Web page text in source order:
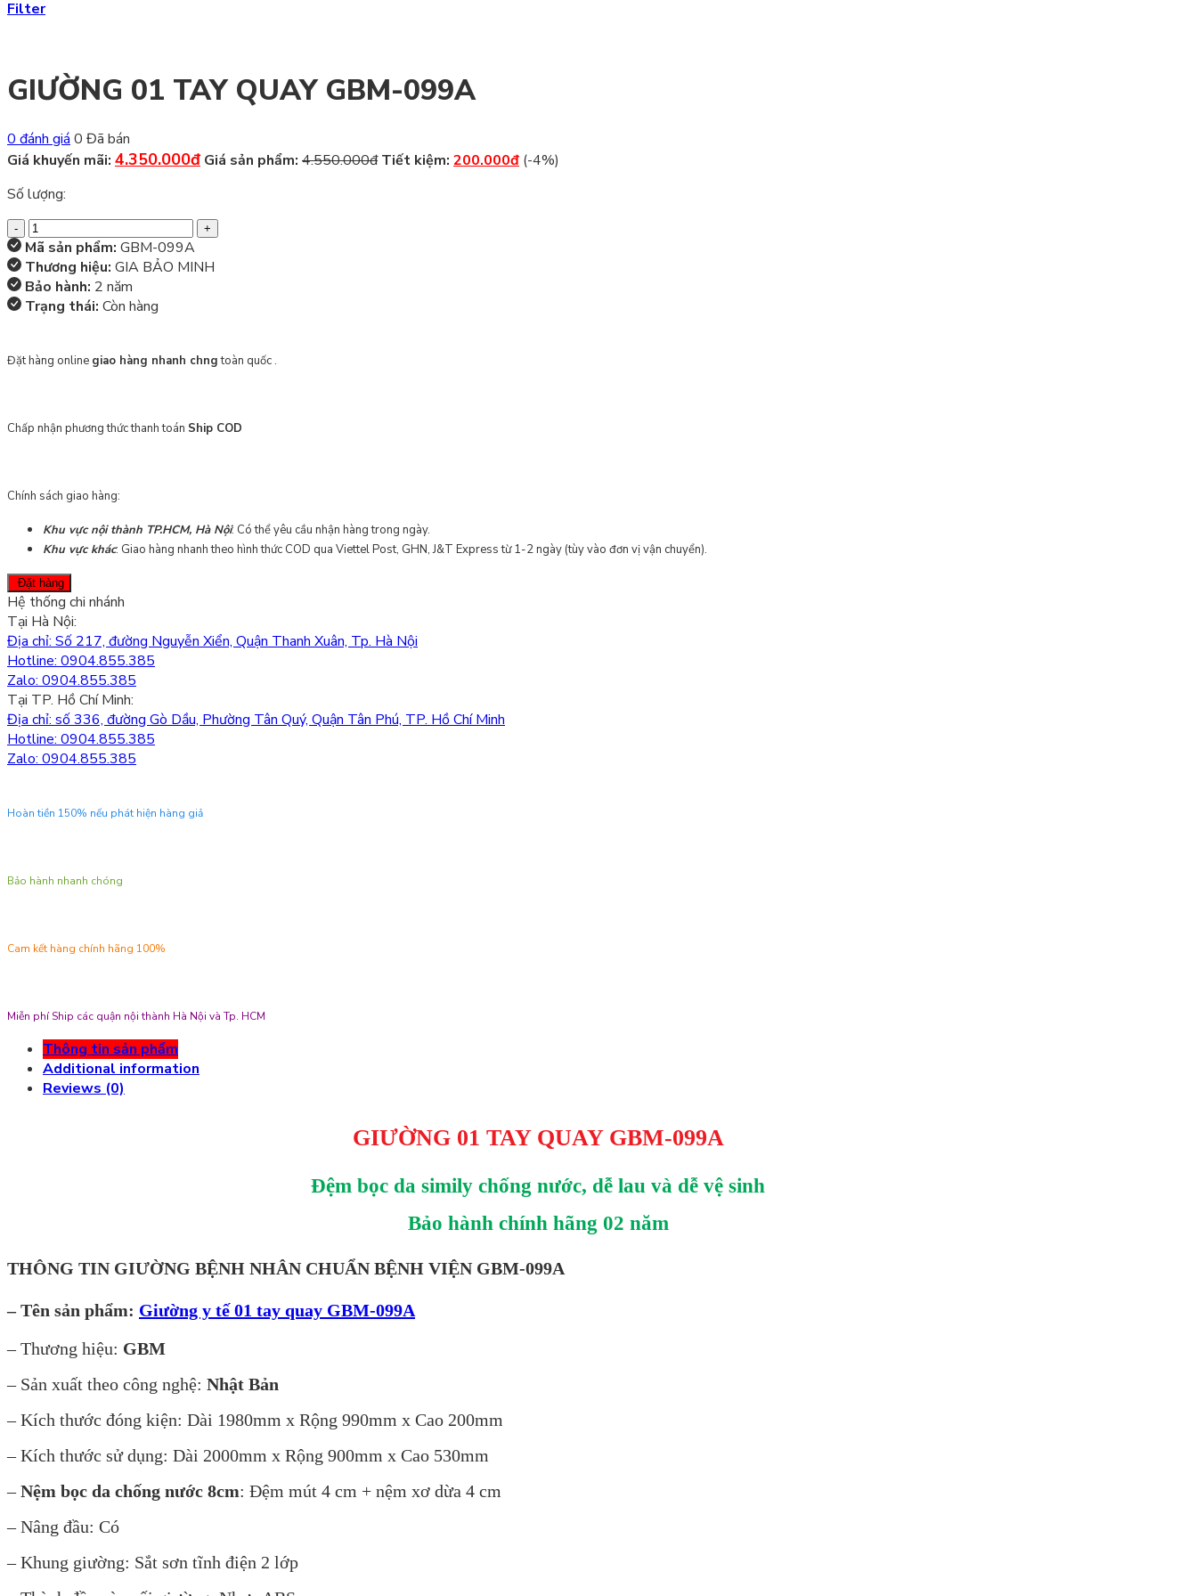
Filter
GIƯỜNG 01 TAY QUAY GBM-099A
0 đánh giá 0 Đã bán
Giá khuyến mãi: 4.350.000đ Giá sản phẩm: 4.550.000đ Tiết kiệm: 200.000đ (-4%)
Số lượng:
GIƯỜNG
01
TAY
QUAY
GBM-
Mã sản phẩm: GBM-099A
Thương hiệu: GIA BẢO MINH
Bảo hành: 2 năm
Trạng thái: Còn hàng
Đặt hàng online giao hàng nhanh chngtoàn quốc .
Chấp nhận phương thức thanh toán Ship COD
Chính sách giao hàng:
Khu vực nội thành TP.HCM, Hà Nội: Có thể yêu cầu nhận hàng trong ngày.
Khu vực khác: Giao hàng nhanh theo hình thức COD qua Viettel Post, GHN, J&T Express từ 1-2 ngày (tùy vào đơn vị vận chuyển).
Đặt hàng
Hệ thống chi nhánh
Tại Hà Nội:
Địa chỉ: Số 217, đường Nguyễn Xiển, Quận Thanh Xuân, Tp. Hà Nội
Hotline: 0904.855.385
Zalo: 0904.855.385
Tại TP. Hồ Chí Minh:
Địa chỉ: số 336, đường Gò Dầu, Phường Tân Quý, Quận Tân Phú, TP. Hồ Chí Minh
Hotline: 0904.855.385
Zalo: 0904.855.385
Hoàn tiền 150% nếu phát hiện hàng giả
Bảo hành nhanh chóng
Cam kết hàng chính hãng 100%
Miễn phí Ship các quận nội thành Hà Nội và Tp. HCM
Thông tin sản phẩm
Additional information
Reviews (0)
GIƯỜNG 01 TAY QUAY GBM-099A
Đệm bọc da simily chống nước, dễ lau và dễ vệ sinh
Bảo hành chính hãng 02 năm
THÔNG TIN GIƯỜNG BỆNH NHÂN CHUẨN BỆNH VIỆN GBM-099A
– Tên sản phẩm: Giường y tế 01 tay quay GBM-099A
– Thương hiệu: GBM
– Sản xuất theo công nghệ: Nhật Bản
– Kích thước đóng kiện: Dài 1980mm x Rộng 990mm x Cao 200mm
– Kích thước sử dụng: Dài 2000mm x Rộng 900mm x Cao 530mm
–Nệm bọc da chống nước 8cm: Đệm mút 4 cm + nệm xơ dừa 4 cm
– Nâng đầu: Có
– Khung giường: Sắt sơn tĩnh điện 2 lớp